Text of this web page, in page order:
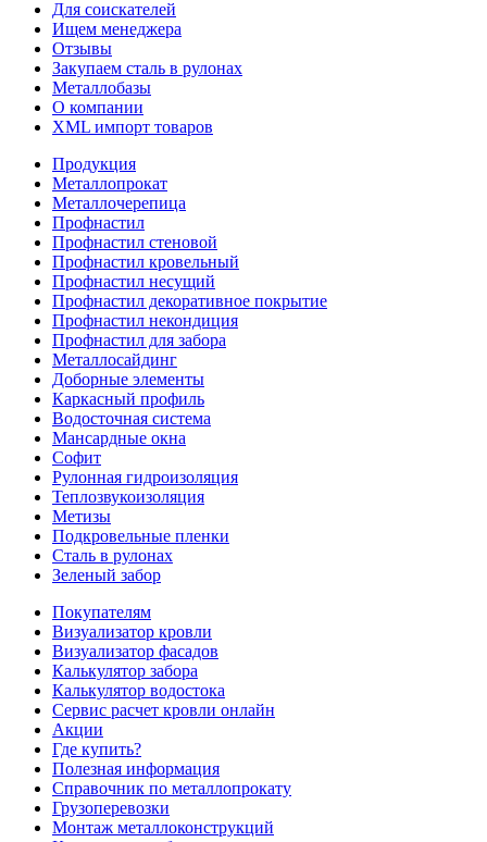
Для соискателей
Ищем менеджера
Отзывы
Закупаем сталь в рулонах
Металлобазы
О компании
XML импорт товаров
Продукция
Металлопрокат
Металлочерепица
Профнастил
Профнастил стеновой
Профнастил кровельный
Профнастил несущий
Профнастил декоративное покрытие
Профнастил некондиция
Профнастил для забора
Металлосайдинг
Доборные элементы
Каркасный профиль
Водосточная система
Мансардные окна
Софит
Рулонная гидроизоляция
Теплозвукоизоляция
Метизы
Подкровельные пленки
Сталь в рулонах
Зеленый забор
Покупателям
Визуализатор кровли
Визуализатор фасадов
Калькулятор забора
Калькулятор водостока
Сервис расчет кровли онлайн
Акции
Где купить?
Полезная информация
Справочник по металлопрокату
Грузоперевозки
Монтаж металлоконструкций